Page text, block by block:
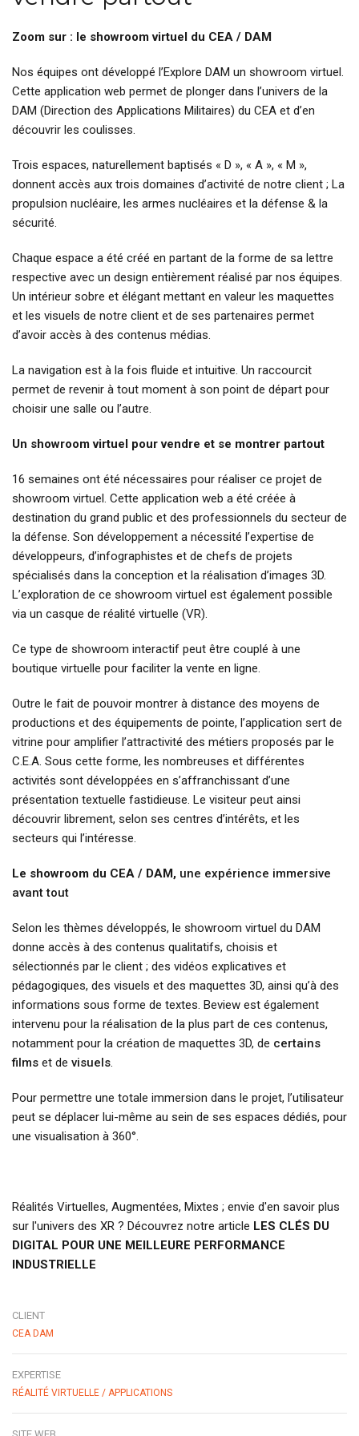
Zoom sur : le showroom virtuel du CEA / DAM
Nos équipes ont développé l’Explore DAM un showroom virtuel.
Cette application web permet de plonger dans l’univers de la
DAM (Direction des Applications Militaires) du CEA et d’en
découvrir les coulisses.
Trois espaces, naturellement baptisés « D », « A », « M »,
donnent accès aux trois domaines d’activité de notre client ; La
propulsion nucléaire, les armes nucléaires et la défense & la
sécurité.
Chaque espace a été créé en partant de la forme de sa lettre
respective avec un design entièrement réalisé par nos équipes.
Un intérieur sobre et élégant mettant en valeur les maquettes
et les visuels de notre client et de ses partenaires permet
d’avoir accès à des contenus médias.
La navigation est à la fois fluide et intuitive. Un raccourcit
permet de revenir à tout moment à son point de départ pour
choisir une salle ou l’autre.
Un showroom virtuel pour vendre et se montrer partout
16 semaines ont été nécessaires pour réaliser ce projet de
showroom virtuel. Cette application web a été créée à
destination du grand public et des professionnels du secteur de
la défense. Son développement a nécessité l’expertise de
développeurs, d’infographistes et de chefs de projets
spécialisés dans la conception et la réalisation d’images 3D.
L’exploration de ce showroom virtuel est également possible
via un casque de réalité virtuelle (VR).
Ce type de showroom interactif peut être couplé à une
boutique virtuelle pour faciliter la vente en ligne.
Outre le fait de pouvoir montrer à distance des moyens de
productions et des équipements de pointe, l’application sert de
vitrine pour amplifier l’attractivité des métiers proposés par le
C.E.A. Sous cette forme, les nombreuses et différentes
activités sont développées en s’affranchissant d’une
présentation textuelle fastidieuse. Le visiteur peut ainsi
découvrir librement, selon ses centres d’intérêts, et les
secteurs qui l’intéresse.
Le showroom du CEA / DAM, une expérience immersive
avant tout
Selon les thèmes développés, le showroom virtuel du DAM
donne accès à des contenus qualitatifs, choisis et
sélectionnés par le client ; des vidéos explicatives et
pédagogiques, des visuels et des maquettes 3D, ainsi qu’à des
informations sous forme de textes. Beview est également
intervenu pour la réalisation de la plus part de ces contenus,
notamment pour la création de maquettes 3D, de certains
films et de visuels.
Pour permettre une totale immersion dans le projet, l’utilisateur
peut se déplacer lui-même au sein de ses espaces dédiés, pour
une visualisation à 360°.
Réalités Virtuelles, Augmentées, Mixtes ; envie d'en savoir plus
sur l'univers des XR ? Découvrez notre article LES CLÉS DU
DIGITAL POUR UNE MEILLEURE PERFORMANCE
INDUSTRIELLE
CLIENT
CEA DAM
EXPERTISE
RÉALITÉ VIRTUELLE / APPLICATIONS